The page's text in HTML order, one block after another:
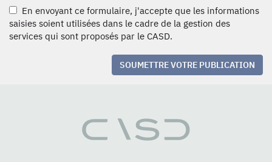
En envoyant ce formulaire, j'accepte que les informations
saisies soient utilisées dans le cadre de la gestion des
services qui sont proposés par le CASD.
SOUMETTRE VOTRE PUBLICATION